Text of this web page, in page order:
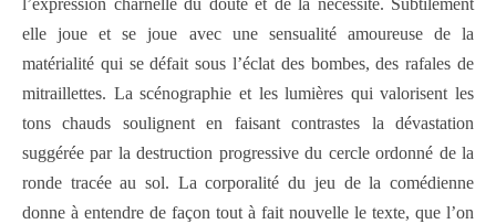
l’expression charnelle du doute et de la nécessité. Subtilement
elle joue et se joue avec une sensualité amoureuse de la
matérialité qui se défait sous l’éclat des bombes, des rafales de
mitraillettes. La scénographie et les lumières qui valorisent les
tons chauds soulignent en faisant contrastes la dévastation
suggérée par la destruction progressive du cercle ordonné de la
ronde tracée au sol. La corporalité du jeu de la comédienne
donne à entendre de façon tout à fait nouvelle le texte, que l’on